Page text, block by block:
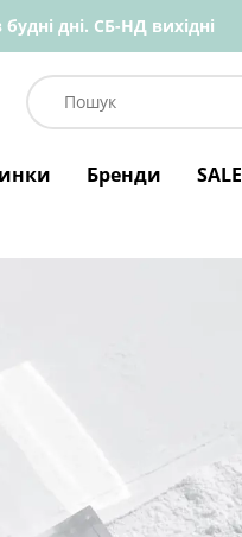
дні. СБ-НД вихідні
Бренди SALE